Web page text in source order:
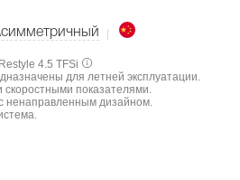
4.5 TFSi
для летней эксплуатации.
скоростными показателями.
ненаправленным дизайном.